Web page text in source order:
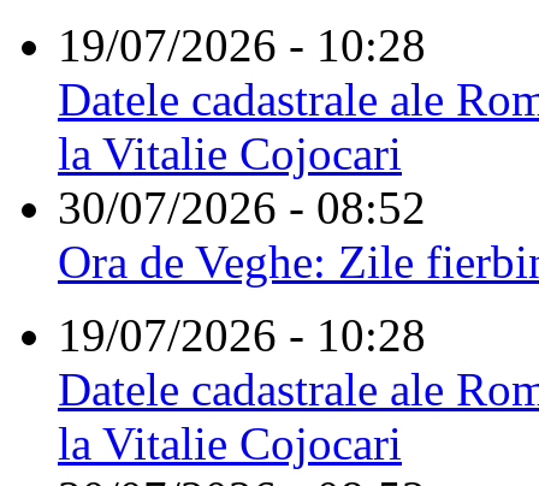
19/07/2026 - 10:28
Datele cadastrale ale
la Vitalie Cojocari
30/07/2026 - 08:52
Ora de Veghe: Zile
19/07/2026 - 10:28
Datele cadastrale ale
la Vitalie Cojocari